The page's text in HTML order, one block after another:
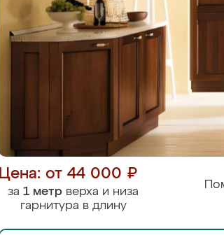
Цена: от 44 000 ₽
за 1 метр верха и низа
гарнитура в длину